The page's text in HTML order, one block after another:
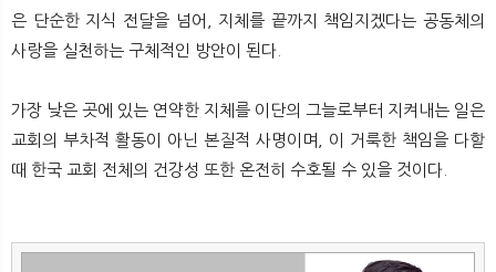
은 단순한 지식 전달을 넘어, 지체를 끝까지 책임지겠다는 공동체의
사랑을 실천하는 구체적인 방안이 된다.
가장 낮은 곳에 있는 연약한 지체를 이단의 그늘로부터 지켜내는 일은
교회의 부차적 활동이 아닌 본질적 사명이며, 이 거룩한 책임을 다할
때 한국 교회 전체의 건강성 또한 온전히 수호될 수 있을 것이다.